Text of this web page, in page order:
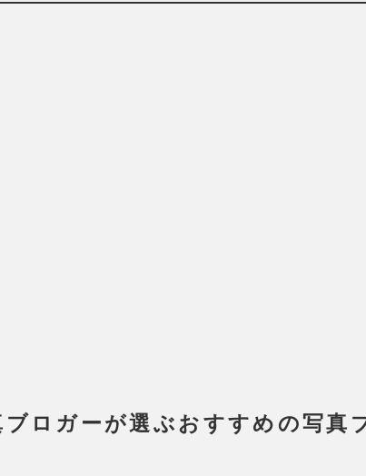
ブロガーが選ぶおすすめの写真